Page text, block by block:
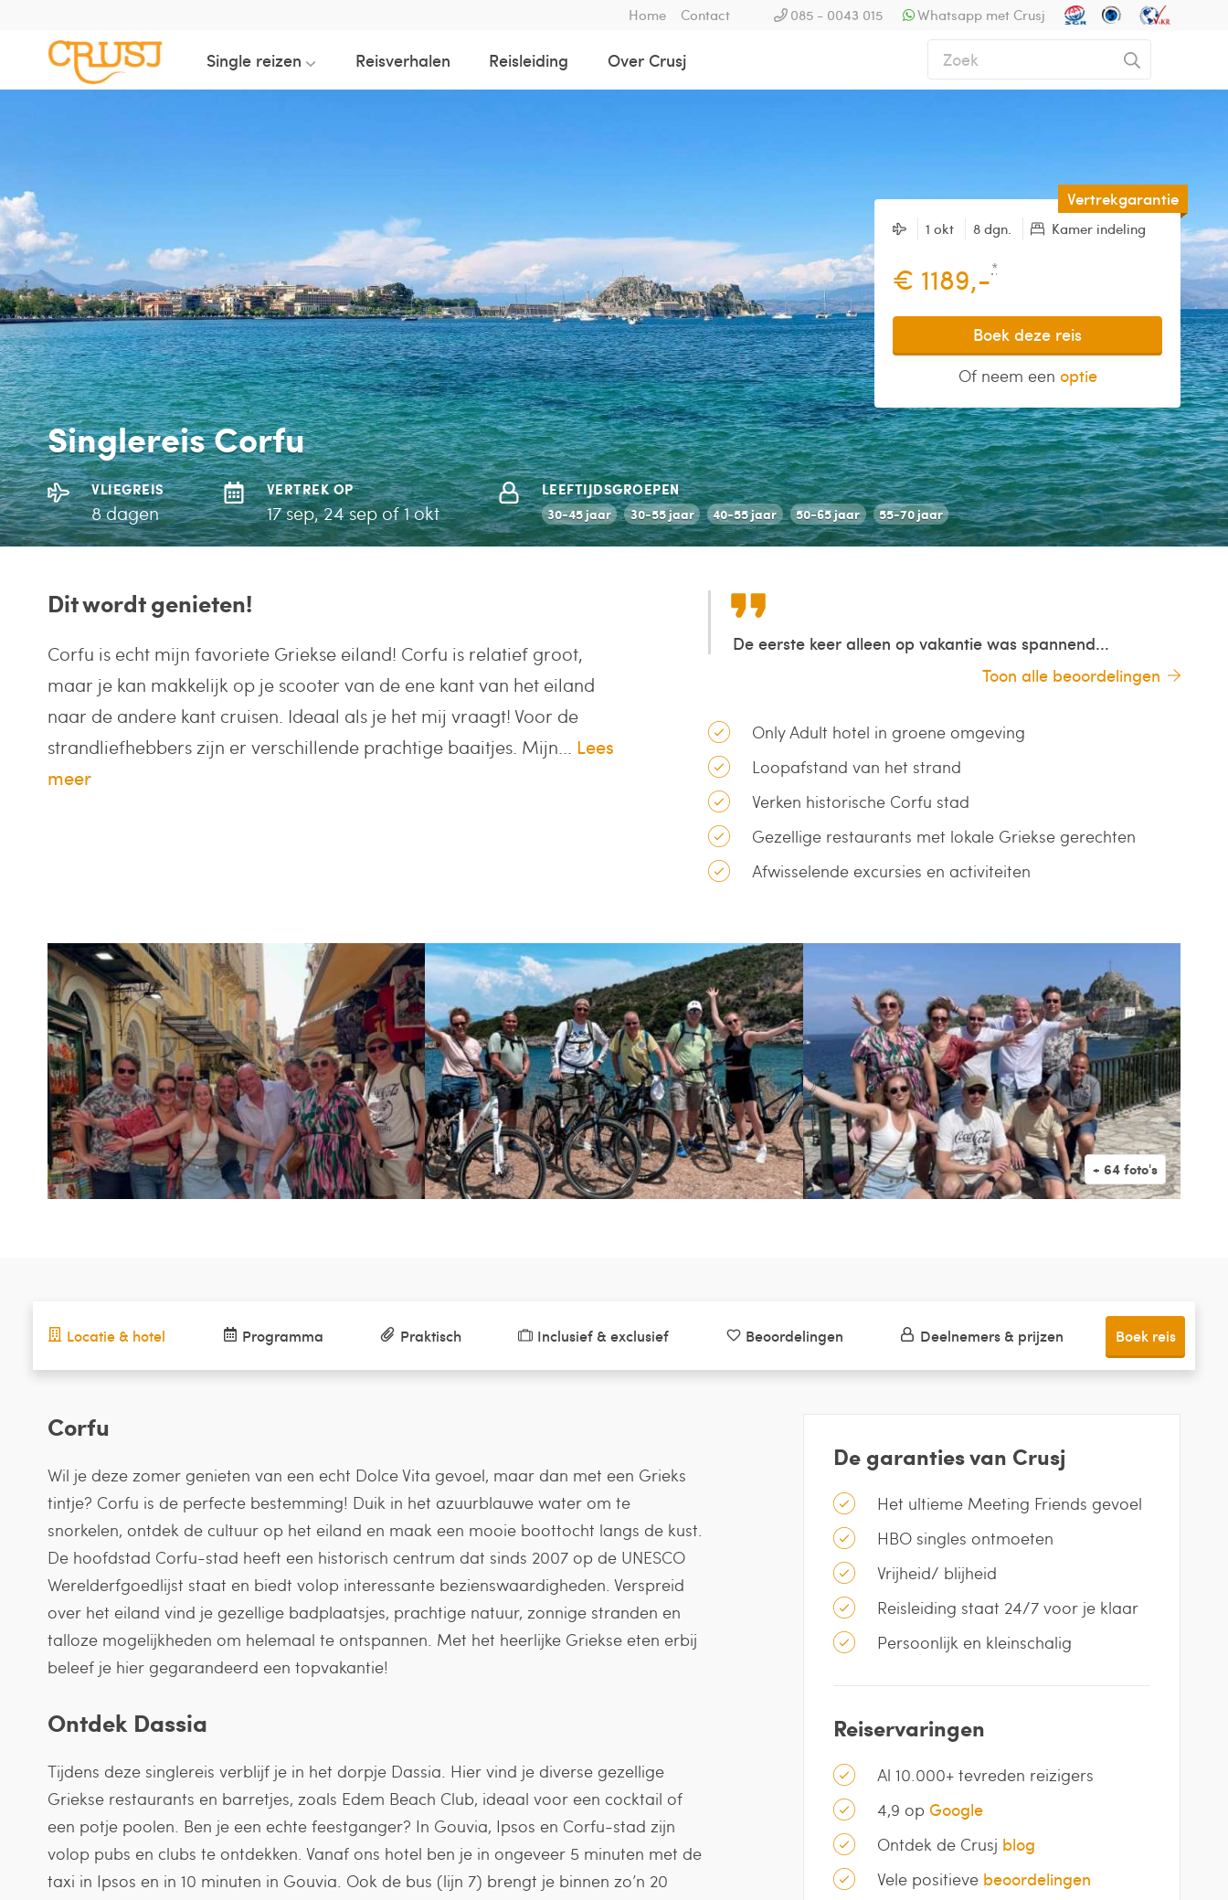
Home Contact 085 - 0043 015 Whatsapp met Crusj
Single reizen Reisverhalen Reisleiding Over Crusj
Vertrekgarantie
1 okt 8 dgn. Kamer indeling
€ 1189,-*
Boek deze reis
Of neem een optie
Singlereis Corfu
VLIEGREIS
8 dagen
VERTREK OP
17 sep, 24 sep of 1 okt
LEEFTIJDSGROEPEN
30-45 jaar 30-55 jaar 40-55 jaar 50-65 jaar 55-70 jaar
Dit wordt genieten!
Corfu is echt mijn favoriete Griekse eiland! Corfu is relatief groot,
maar je kan makkelijk op je scooter van de ene kant van het eiland
naar de andere kant cruisen. Ideaal als je het mij vraagt! Voor de
strandliefhebbers zijn er verschillende prachtige baaitjes. Mijn... Lees
meer
De eerste keer alleen op vakantie was spannend...
Toon alle beoordelingen
Only Adult hotel in groene omgeving
Loopafstand van het strand
Verken historische Corfu stad
Gezellige restaurants met lokale Griekse gerechten
Afwisselende excursies en activiteiten
Locatie & hotel
Corfu
Wil je deze zomer genieten van een echt Dolce Vita gevoel, maar dan met een Grieks
tintje? Corfu is de perfecte bestemming! Duik in het azuurblauwe water om te
snorkelen, ontdek de cultuur op het eiland en maak een mooie boottocht langs de kust.
De hoofdstad Corfu-stad heeft een historisch centrum dat sinds 2007 op de UNESCO
Werelderfgoedlijst staat en biedt volop interessante bezienswaardigheden. Verspreid
over het eiland vind je gezellige badplaatsjes, prachtige natuur, zonnige stranden en
talloze mogelijkheden om helemaal te ontspannen. Met het heerlijke Griekse eten erbij
beleef je hier gegarandeerd een topvakantie!
Ontdek Dassia
Tijdens deze singlereis verblijf je in het dorpje Dassia. Hier vind je diverse gezellige
Griekse restaurants en barretjes, zoals Edem Beach Club, ideaal voor een cocktail of
een potje poolen. Ben je een echte feestganger? In Gouvia, Ipsos en Corfu-stad zijn
volop pubs en clubs te ontdekken. Vanaf ons hotel ben je in ongeveer 5 minuten met de
taxi in Ipsos en in 10 minuten in Gouvia. Ook de bus (lijn 7) brengt je binnen zo’n 20
De garanties van Crusj
Het ultieme Meeting Friends gevoel
HBO singles ontmoeten
Vrijheid/ blijheid
Reisleiding staat 24/7 voor je klaar
Persoonlijk en kleinschalig
Reiservaringen
Al 10.000+ tevreden reizigers
4,9 op Google
Ontdek de Crusj blog
Vele positieve beoordelingen
Programma Praktisch Inclusief & exclusief Beoordelingen Deelnemers & prijzen Boek reis